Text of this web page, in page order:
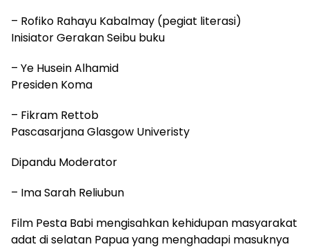
– Rofiko Rahayu Kabalmay (pegiat literasi)
Inisiator Gerakan Seibu buku
– Ye Husein Alhamid
Presiden Koma
– Fikram Rettob
Pascasarjana Glasgow Univeristy
Dipandu Moderator
– Ima Sarah Reliubun
Film Pesta Babi mengisahkan kehidupan masyarakat
adat di selatan Papua yang menghadapi masuknya